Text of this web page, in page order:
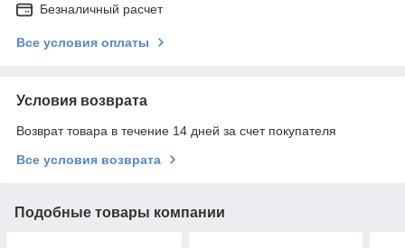
Безналичный расчет
Все условия оплаты
Условия возврата
Возврат товара в течение 14 дней за счет покупателя
Все условия возврата
Подобные товары компании